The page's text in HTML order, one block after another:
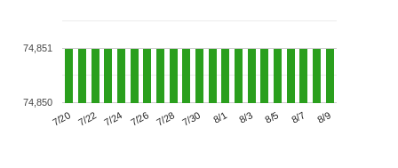
7/20 7/22 7/24 7/26 7/28 7/30 8/1 8/3 8/5 8/7 8/9
74,850
74,851